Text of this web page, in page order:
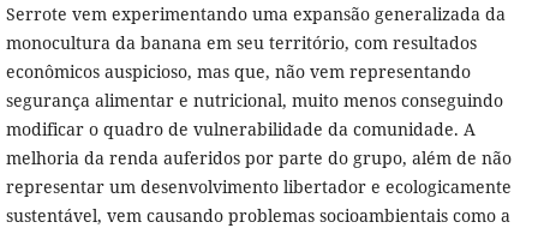
Serrote vem experimentando uma expansão generalizada da
monocultura da banana em seu território, com resultados
econômicos auspicioso, mas que, não vem representando
segurança alimentar e nutricional, muito menos conseguindo
modificar o quadro de vulnerabilidade da comunidade. A
melhoria da renda auferidos por parte do grupo, além de não
representar um desenvolvimento libertador e ecologicamente
sustentável, vem causando problemas socioambientais como a